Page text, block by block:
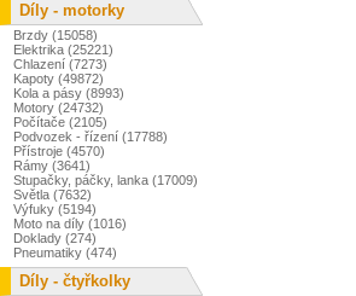
Díly - motorky
Brzdy (15058)
Elektrika (25221)
Chlazení (7273)
Kapoty (49872)
Kola a pásy (8993)
Motory (24732)
Počítače (2105)
Podvozek - řízení (17788)
Přístroje (4570)
Rámy (3641)
Stupačky, páčky, lanka (17009)
Světla (7632)
Výfuky (5194)
Moto na díly (1016)
Doklady (274)
Pneumatiky (474)
Díly - čtyřkolky